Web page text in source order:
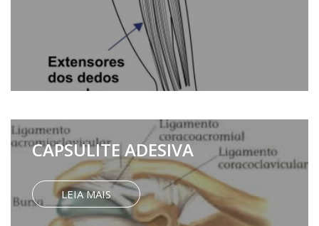
CAPSULITE ADESIVA
LEIA MAIS